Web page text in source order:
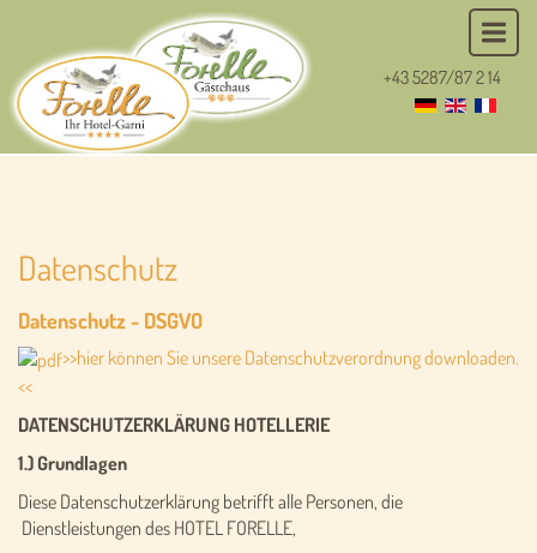
+43 5287/87 2 14
Datenschutz
Datenschutz - DSGVO
>>hier können Sie unsere Datenschutzverordnung downloaden.
<<
DATENSCHUTZERKLÄRUNG HOTELLERIE
1.) Grundlagen
Diese Datenschutzerklärung betrifft alle Personen, die
Dienstleistungen des HOTEL FORELLE,